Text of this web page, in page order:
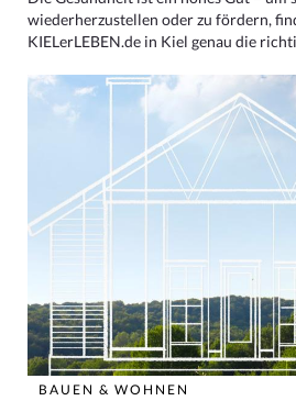
wiederherzustellen oder zu fördern,
KIELerLEBEN.de in Kiel genau die
BAUEN & WOHNEN